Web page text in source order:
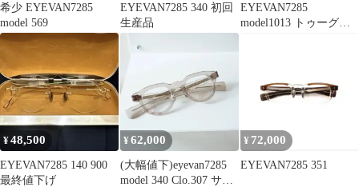
希少 EYEVAN7285
model 569
EYEVAN7285 340 初回
生産品
EYEVAN7285
model1013 トゥーグレ
¥48,500
EYEVAN7285 140 900
最終値下げ
¥62,000
(大幅値下)eyevan7285
model 340 Clo.307 サイ
¥ 72,000
EYEVAN7285 351